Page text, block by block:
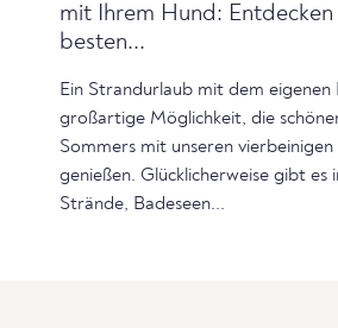
mit Ihrem Hund: Entdecken
besten...
Ein Strandurlaub mit dem eigenen
großartige Möglichkeit, die
Sommers mit unseren vierbeinigen
genießen. Glücklicherweise gibt es
Strände, Badeseen...